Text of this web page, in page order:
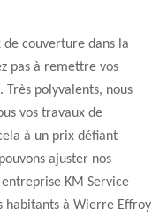
de couverture dans la
pas à remettre vos
polyvalents, nous
vos travaux de
à un prix défiant
ajuster nos
KM Service
habitants à Wierre Effroy